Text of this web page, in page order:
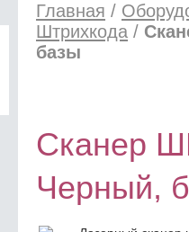
Главная /
Штрихкода /
базы
Сканер
Черный,